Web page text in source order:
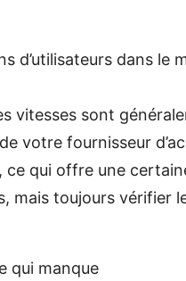
d’utilisateurs dans le
vitesses sont
votre fournisseur
ce qui offre une
mais toujours vérifier
qui manque